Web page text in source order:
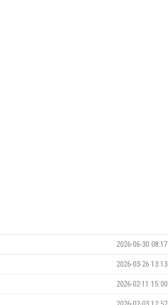
2026-06-30 08:17
2026-03-26 13:13
2026-02-11 15:00